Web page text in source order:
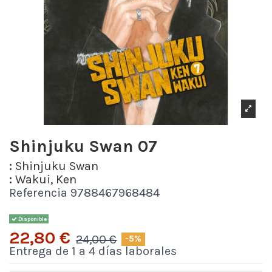
Shinjuku Swan 07
: Shinjuku Swan
: Wakui, Ken
Referencia 9788467968484
Disponible
22,80 € 24,00 € -5%
Entrega de 1 a 4 días laborales